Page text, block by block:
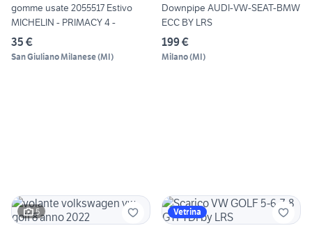
gomme usate 2055517 Estivo
MICHELIN - PRIMACY 4 -
35 €
San Giuliano Milanese(MI)
Downpipe AUDI-VW-SEAT-BMW
ECC BY LRS
199 €
Milano(MI)
5 Vetrina